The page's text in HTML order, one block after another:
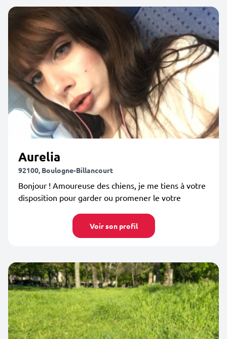
Aurelia
92100, Boulogne-Billancourt
Bonjour ! Amoureuse des chiens, je me tiens à votre
disposition pour garder ou promener le votre
Voir son profil